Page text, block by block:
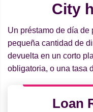
City
Un préstamo de día de
pequeña cantidad de
devuelta en un corto
obligatoria, o una tasa
Loan